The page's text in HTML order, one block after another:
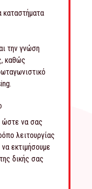
καταστήματα
την γνώση
καθώς
ώστε να σας
λειτουργίας
εκτιμήσουμε
δικής σας